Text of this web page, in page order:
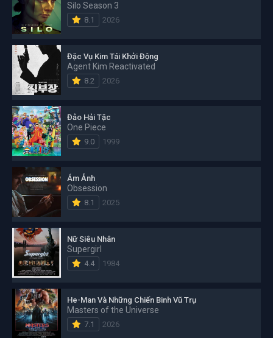
Silo Season 3
8.1 2026
Đặc Vụ Kim Tái Khởi Động
Agent Kim Reactivated
8.2 2026
Đảo Hải Tặc
One Piece
9.0 1999
Ám Ảnh
Obsession
8.1 2025
Nữ Siêu Nhân
Supergirl
4.4 1984
He-Man Và Những Chiến Binh Vũ Trụ
Masters of the Universe
7.1 2026